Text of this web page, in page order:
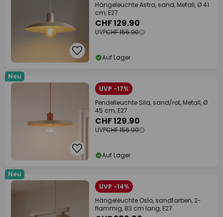
Hängeleuchte Astra, sand, Metall, Ø 41
cm, E27
CHF 129.90
UVPCHF 156.90
Auf Lager
Neu
UVP -17%
Pendelleuchte Sila, sand/rot, Metall, Ø
45 cm, E27
CHF 129.90
UVPCHF 156.90
Auf Lager
Neu
UVP -14%
Hängeleuchte Oslo, sandfarben, 2-
flammig, 83 cm lang, E27